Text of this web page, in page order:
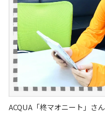
ACQUA「柊マオニート」さん